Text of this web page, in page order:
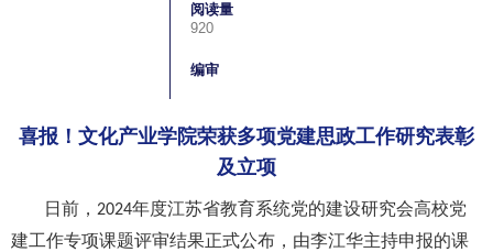
阅读量
920
编审
喜报！文化产业学院荣获多项党建思政工作研究表彰
及立项
日前， 2024年度江苏省教育系统党的建设研究会高校党
建工作专项课题评审结果正式公布，由李江华主持申报的课